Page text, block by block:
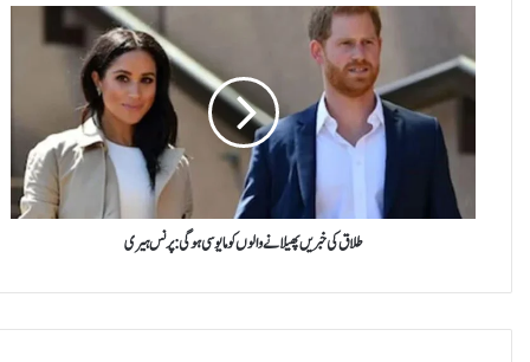
خبریں
ہوگی:پرنس
ہیری
طلاق کی خبریں پھیلانے والوں کو مایوسی ہوگی:پرنس ہیری